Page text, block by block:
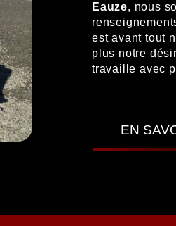
Eauze, nous
est avant tout
plus notre
travaille avec
EN